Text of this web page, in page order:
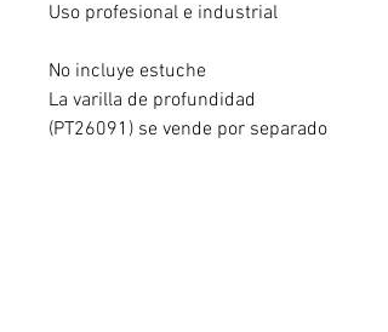
Uso profesional e industrial
No incluye estuche
La varilla de profundidad
(PT26091) se vende por separado